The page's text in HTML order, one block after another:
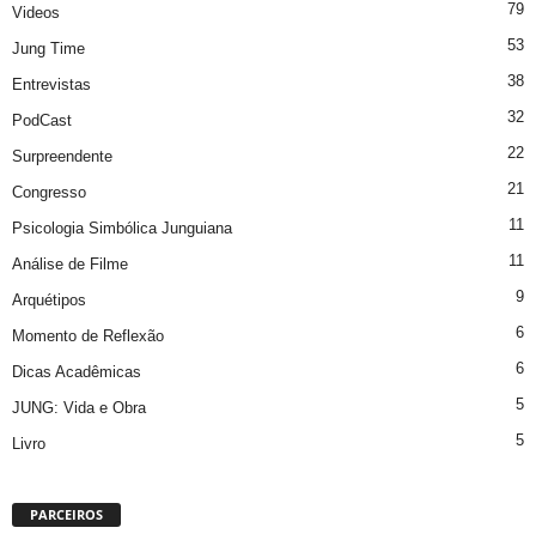
Videos 79
Jung Time 53
Entrevistas 38
PodCast 32
Surpreendente 22
Congresso 21
Psicologia Simbólica Junguiana 11
Análise de Filme 11
Arquétipos 9
Momento de Reflexão 6
Dicas Acadêmicas 6
JUNG: Vida e Obra 5
Livro 5
PARCEIROS